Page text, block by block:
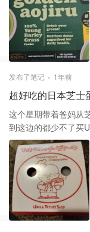
发布了笔记 1年前
超好吃的日本芝士
这个星期带着爸妈从芝
到这边的都少不了买
有芝士的味道。 值得一试。 在芝加哥唐人街也有
糕， 要$19 刀。而多